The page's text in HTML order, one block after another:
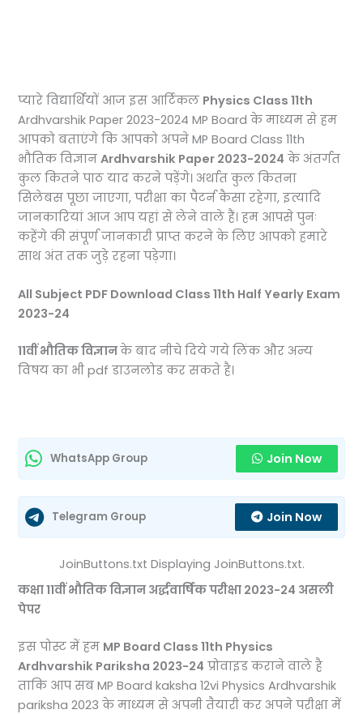
प्यारे विद्यार्थियों आज इस आर्टिकल Physics Class 11th
Ardhvarshik Paper 2023-2024 MP Board के माध्यम से हम
आपको बताएंगे कि आपको अपने MP Board Class 11th
भौतिक विज्ञानArdhvarshik Paper 2023-2024 के अंतर्गत
कुल कितने पाठ याद करने पड़ेंगे। अर्थात कुल कितना
सिलेबस पूछा जाएगा, परीक्षा का पैटर्न कैसा रहेगा, इत्यादि
जानकारियां आज आप यहां से लेने वाले हैं। हम आपसे पुनः
कहेंगे की संपूर्ण जानकारी प्राप्त करने के लिए आपको हमारे
साथ अंत तक जुड़े रहना पड़ेगा।
All Subject PDF Download Class 11th Half Yearly Exam
2023-24
11वींभौतिक विज्ञानके बाद नीचे दिये गये लिंक और अन्य
विषय का भी pdf डाउनलोड कर सकते है।
WhatsApp Group Join Now
Telegram Group Join Now
JoinButtons.txt Displaying JoinButtons.txt.
कक्षा 11वीं भौतिक विज्ञान अर्द्धवार्षिक परीक्षा 2023-24 असली
पेपर
इस पोस्ट में हम MP Board Class 11th Physics
Ardhvarshik Pariksha 2023-24 प्रोवाइड कराने वाले है
ताकि आप सब MP Board kaksha 12vi Physics Ardhvarshik
pariksha 2023 के माध्यम से अपनी तैयारी कर अपने परीक्षा में